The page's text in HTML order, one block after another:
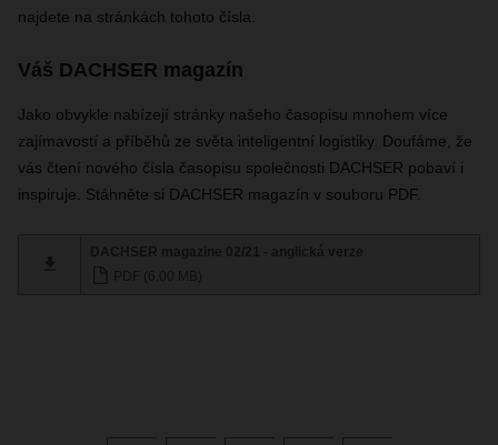
najdete na stránkách tohoto čísla.
Váš DACHSER magazín
Jako obvykle nabízejí stránky našeho časopisu mnohem více
zajímavostí a příběhů ze světa inteligentní logistiky. Doufáme, že
vás čtení nového čísla časopisu společnosti DACHSER pobaví i
inspiruje. Stáhněte si DACHSER magazín v souboru PDF.